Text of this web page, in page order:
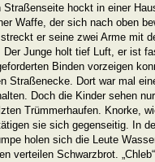
Straßenseite hockt in einer
Waffe, der sich nach oben
er seine zwei Arme mit
Der Junge holt tief Luft, er ist
Binden vorzeigen
Straßenecke. Dort war mal
Doch die Kinder sehen
Trümmerhaufen. Knorke,
sie sich gegenseitig. In
holen sich die Leute
verteilen Schwarzbrot.